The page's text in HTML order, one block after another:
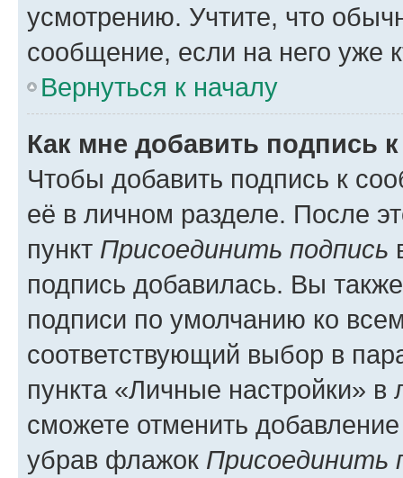
усмотрению. Учтите, что
сообщение, если на него уже
Вернуться к началу
Как мне добавить подпись
Чтобы добавить подпись к
её в личном разделе. После
пункт Присоединить подпись
подпись добавилась. Вы
подписи по умолчанию ко
соответствующий выбор в
пункта «Личные настройки»
сможете отменить
убрав флажок Присоединить